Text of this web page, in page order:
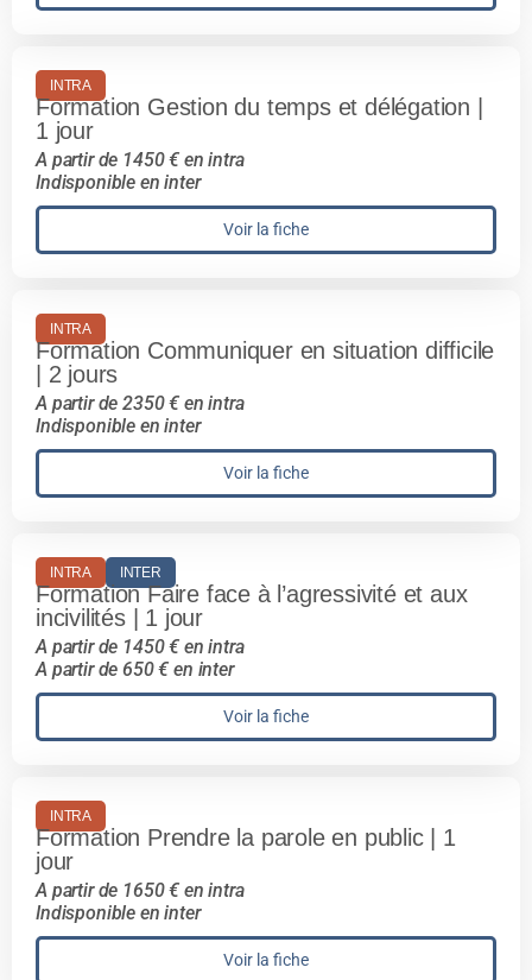
INTRA
Formation Gestion du temps et délégation |
1 jour
A partir de 1450 € en intra
Indisponible en inter
Voir la fiche
INTRA
Formation Communiquer en situation difficile
| 2 jours
A partir de 2350 € en intra
Indisponible en inter
Voir la fiche
INTRA INTER
Formation Faire face à l’agressivité et aux
incivilités | 1 jour
A partir de 1450 € en intra
A partir de 650 € en inter
Voir la fiche
INTRA
Formation Prendre la parole en public | 1
jour
A partir de 1650 € en intra
Indisponible en inter
Voir la fiche